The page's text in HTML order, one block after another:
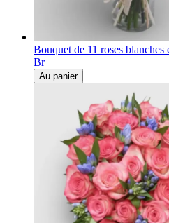
Bouquet de 11 roses
Br
Au panier